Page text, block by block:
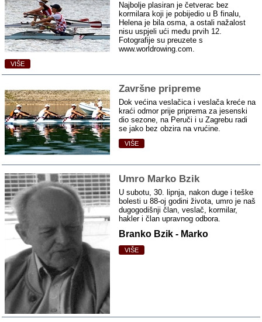
Najbolje plasiran je četverac bez
kormilara koji je pobijedio u B finalu,
Helena je bila osma, a ostali nažalost
nisu uspjeli ući među prvih 12.
Fotografije su preuzete s
www.worldrowing.com.
VIŠE
Završne pripreme
Dok većina veslačica i veslača kreće na
kraći odmor prije priprema za jesenski
dio sezone, na Peruči i u Zagrebu radi
se jako bez obzira na vrućine.
VIŠE
Umro Marko Bzik
U subotu, 30. lipnja, nakon duge i teške
bolesti u 88-oj godini života, umro je naš
dugogodišnji član, veslač, kormilar,
hakler i član upravnog odbora.
Branko Bzik - Marko
VIŠE